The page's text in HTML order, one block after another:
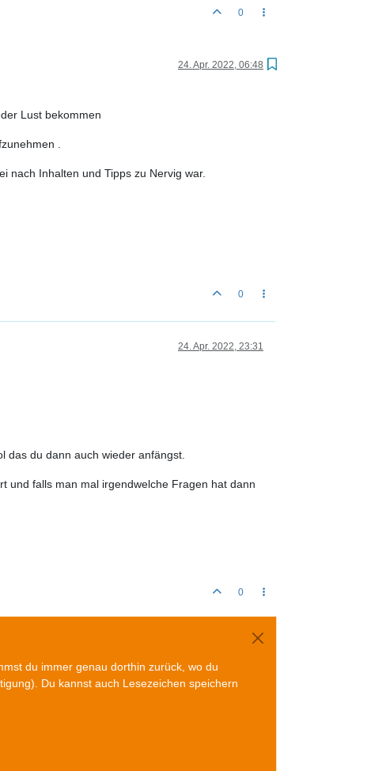
0
24. Apr. 2022, 06:48
Lust bekommen
.
nach Inhalten und Tipps zu Nervig war.
0
24. Apr. 2022, 23:31
das du dann auch wieder anfängst.
und falls man mal irgendwelche Fragen hat dann
0
du immer genau dorthin zurück, wo du
Du kannst auch Lesezeichen speichern